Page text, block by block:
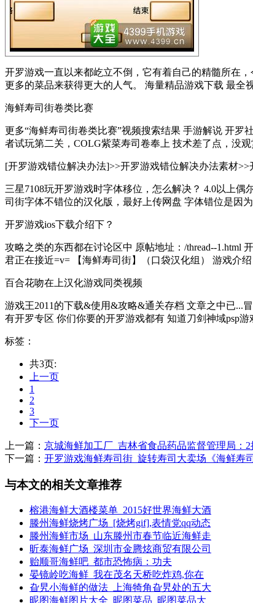
开罗游戏一直以来都屹立不倒，它有着自己的精髓所在
更多的菜品来获得更大的人气。 海量精品游戏下载 最全
海鲜寿司街卷类比赛
更多“海鲜寿司街卷类比赛”视频搜索结果 手游解说 开
者试玩第二关，COLG紫菜寿司卷奉上 技术差了点，没
[开罗游戏错位解决办法]>>开罗游戏错位解决办法素材>>
三星7108玩开罗游戏时字体移位，怎么解决？ 4.0以上
司街字体不错位的汉化版，最好上传网盘 字体错位是因
开罗游戏ios下载介绍下？
攻略之类的东西都在讨论区中 原帖地址：/thread--1.html
君正在接近=v= 【海鲜寿司街】（口袋汉化组） 游戏介
百合花吻在上汉化游戏同类视频
游戏王2011的下载&使用&攻略&通关存档 文章之中已...
有开罗专区 你们你要的开罗游戏都有 知道刀剑神域psp游
标签：
共3页:
上一页
1
2
3
下一页
上一篇： 京城海鲜加工厂_吉林省食品药品监督管理局：
下一篇： 开罗游戏海鲜寿司街_旋转寿司大卖场《海鲜寿
与本文的相关文章推荐
榕港海鲜大酒楼菜单_2015好世界海鲜大酒
滕州海鲜烧烤广场_[烧烤gif],表情党qq动态
滕州海鲜市场_山东滕州市春节临近海鲜走
昕泰海鲜广场_深圳市金腾炫商贸有限公司
贻顺哥海鲜吧_都市恐怖病：功夫
晏镜岭吃海鲜_我在茂名天桥吃炸鸡,你在
旮旯小海鲜的做法_上海犄角旮旯处的五大
昵图海鲜图片大全_昵图菜品_昵图菜品大